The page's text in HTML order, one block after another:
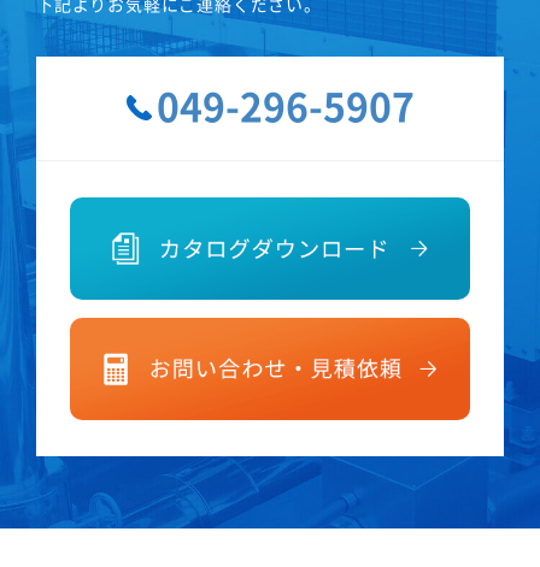
049-296-5907